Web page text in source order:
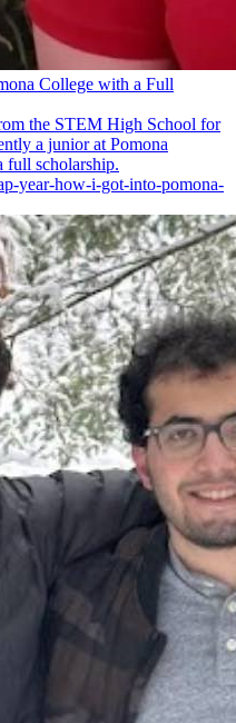
College with a Full
the STEM High School for
a junior at Pomona
full scholarship.
year-how-i-got-into-pomona-